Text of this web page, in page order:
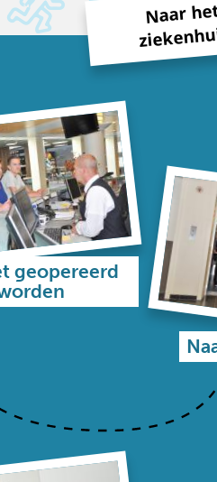
Naar
geopereerd